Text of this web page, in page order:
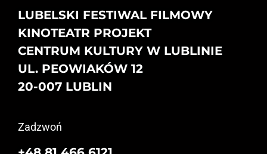
LUBELSKI FESTIWAL FILMOWY
KINOTEATR PROJEKT
CENTRUM KULTURY W LUBLINIE
UL. PEOWIAKÓW 12
20-007 LUBLIN
Zadzwoń